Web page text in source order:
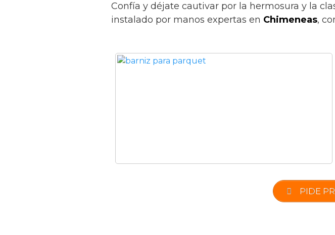
Confía y déjate cautivar por la hermosura y la
instalado por manos expertas en Chimeneas,
PIDE